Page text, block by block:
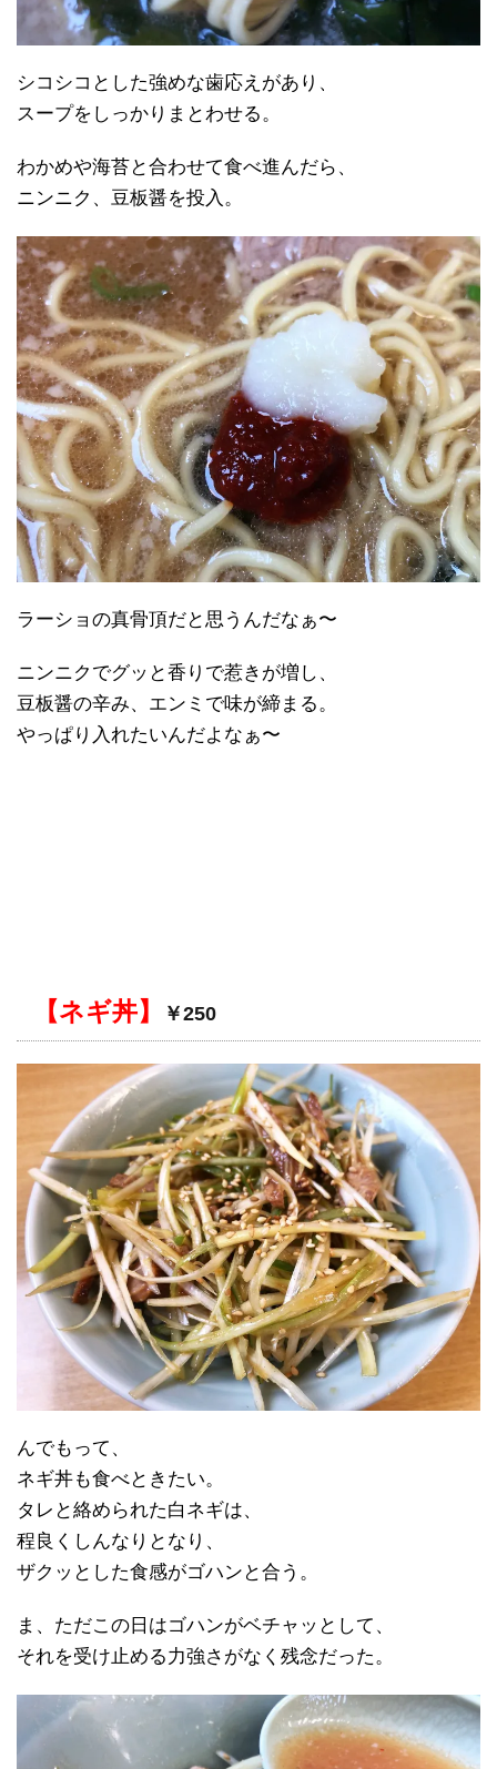
シコシコとした強めな歯応えがあり、
スープをしっかりまとわせる。
わかめや海苔と合わせて食べ進んだら、
ニンニク、豆板醤を投入。
ラーショの真骨頂だと思うんだなぁ〜
ニンニクでグッと香りで惹きが増し、
豆板醤の辛み、エンミで味が締まる。
やっぱり入れたいんだよなぁ〜
【ネギ丼】 ￥250
んでもって、
ネギ丼も食べときたい。
タレと絡められた白ネギは、
程良くしんなりとなり、
ザクッとした食感がゴハンと合う。
ま、ただこの日はゴハンがベチャッとして、
それを受け止める力強さがなく残念だった。